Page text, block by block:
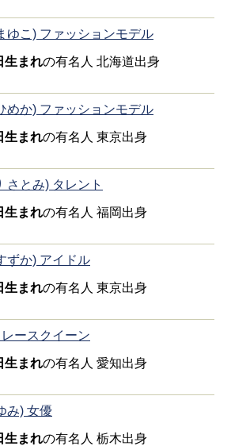
ゆこ) ファッションモデル
生まれの有名人 北海道出身
めか) ファッションモデル
生まれの有名人 東京出身
さとみ) タレント
生まれの有名人 福岡出身
ずか) アイドル
生まれの有名人 東京出身
ースクイーン
生まれの有名人 愛知出身
み) 女優
生まれの有名人 栃木出身